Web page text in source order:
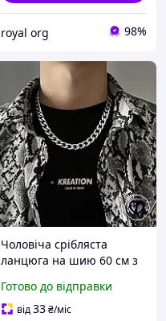
royal org 98%
Чоловіча срібляста
ланцюга на шию 60 см з
мм, стильне прикраса для
чоловіків.
Готово до відправки
від33₴/міс